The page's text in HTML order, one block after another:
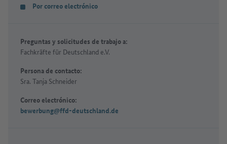
Por correo electrónico
Preguntas y solicitudes de trabajo a:
Fachkräfte für Deutschland e.V.
Persona de contacto:
Sra. Tanja Schneider
Correo electrónico:
bewerbung@ffd-deutschland.de